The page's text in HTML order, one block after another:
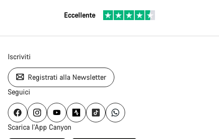
Eccellente
Iscriviti
Registrati alla Newsletter
Seguici
Scarica l'App Canyon